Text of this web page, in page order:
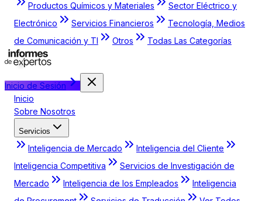
Productos Químicos y Materiales
Sector Eléctrico y
Electrónico
Servicios Financieros
Tecnología, Medios
de Comunicación y TI
Otros Todas Las Categorías
Inicio de Sesión
Inicio
Sobre Nosotros
Servicios
Inteligencia de Mercado
Inteligencia del Cliente
Inteligencia Competitiva
Servicios de Investigación de
Mercado
Inteligencia de los Empleados
Inteligencia